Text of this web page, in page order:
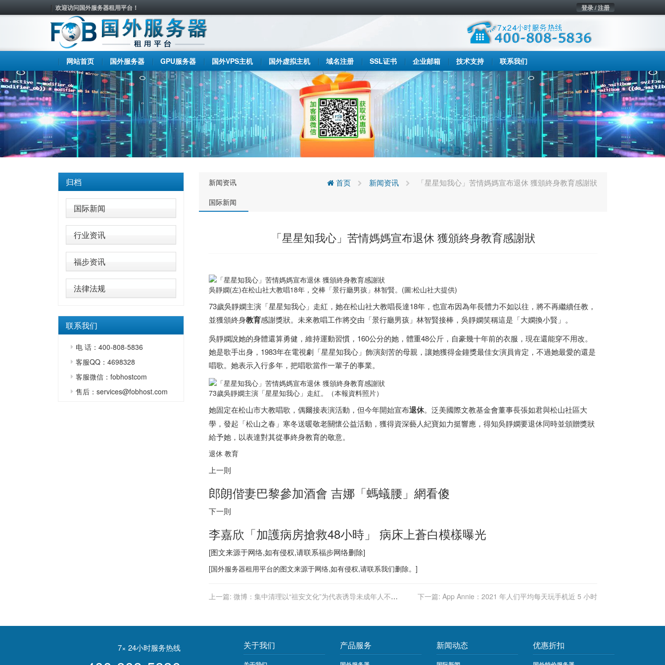
欢迎访问国外服务器租用平台！ 登录 / 注册
网站首页 国外服务器 GPU服务器 国外VPS主机 国外虚拟主机 域名注册 SSL证书 企业邮箱 技术支持 联系我们
归档
国际新闻
行业资讯
福步资讯
法律法规
联系我们
电 话：400-808-5836
客服QQ：4698328
客服微信：fobhostcom
售后：services@fobhost.com
新闻资讯
国际新闻
首页 新闻资讯 「星星知我心」苦情媽媽宣布退休 獲頒終身教育感謝狀
「星星知我心」苦情媽媽宣布退休 獲頒終身教育感謝狀
吳靜嫻(左)在松山社大教唱18年，交棒「景行廳男孩」林智賢。(圖:松山社大提供)
73歲吳靜嫻主演「星星知我心」走紅，她在松山社大教唱長達18年，也宣布因為年長體力不如以往，將不再繼續任教，
並獲頒終身教育感謝獎狀。未來教唱工作將交由「景行廳男孩」林智賢接棒，吳靜嫻笑稱這是「大嫻換小賢」。
吳靜嫻說她的身體還算勇健，維持運動習慣，160公分的她，體重48公斤，自豪幾十年前的衣服，現在還能穿不用改。
她是歌手出身，1983年在電視劇「星星知我心」飾演刻苦的母親，讓她獲得金鐘獎最佳女演員肯定，不過她最愛的還是
唱歌。她表示入行多年，把唱歌當作一輩子的事業。
73歲吳靜嫻主演「星星知我心」走紅。（本報資料照片）
她固定在松山市大教唱歌，偶爾接表演活動，但今年開始宣布退休。泛美國際文教基金會董事長張如君與松山社區大
學，發起「松山之春」寒冬送暖敬老關懷公益活動，獲得資深藝人紀寶如力挺響應，得知吳靜嫻要退休同時並頒贈獎狀
給予她，以表達對其從事終身教育的敬意。
退休 教育
上一則
郎朗偕妻巴黎參加酒會 吉娜「螞蟻腰」網看傻
下一則
李嘉欣「加護病房搶救48小時」 病床上蒼白模樣曝光
[图文来源于网络,如有侵权,请联系福步网络删除]
[国外服务器租用平台的图文来源于网络,如有侵权,请联系我们删除。]
上一篇: 微博：集中清理以“祖安文化”为代表诱导未成年人不良
下一篇: App Annie：2021 年人们平均每天玩手机近 5 小时
7× 24小时服务热线 关于我们 产品服务 新闻动态 优惠折扣